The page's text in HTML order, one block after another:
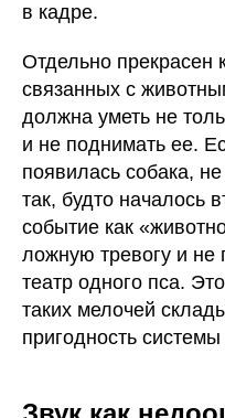
в кадре.
Отдельно прекрасен
связанных с
должна уметь не
и не поднимать ее.
появилась собака,
так, будто началось
событие как
ложную тревогу и не
театр одного пса.
таких мелочей
пригодность